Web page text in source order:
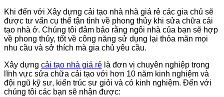
Khi đến với Xây dựng cải tạo nhà nhà giá rẻ các gia chủ sẽ
được tư vấn cụ thể tận tình về phong thủy khi sửa chữa cải
tạo nhà ở. Chúng tôi đảm bảo rằng ngôi nhà của bạn sẽ hợp
về phong thủy, tốt về công năng sử dụng lại thỏa mãn mọi
nhu cầu và sở thích mà gia chủ yêu cầu.
Xây dựng cải tạo nhà giá rẻ là đơn vị chuyên nghiệp trong
lĩnh vực sửa chữa cải tạo với hơn 10 năm kinh nghiệm và
đội ngũ kỹ sư, kiến trúc sư giỏi và có kinh nghiệm. Đến với
chúng tôi các bạn sẽ nhận được: